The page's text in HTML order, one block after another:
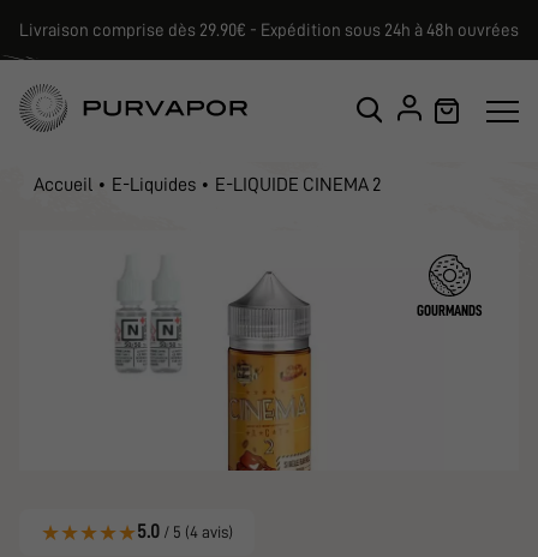
Livraison comprise dès 29.90€ - Expédition sous 24h à 48h ouvrées
Accueil E-Liquides E-LIQUIDE CINEMA 2
GOURMANDS
★★★★★5.0 / 5 (4 avis)